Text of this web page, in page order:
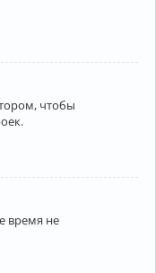
чтобы
время не